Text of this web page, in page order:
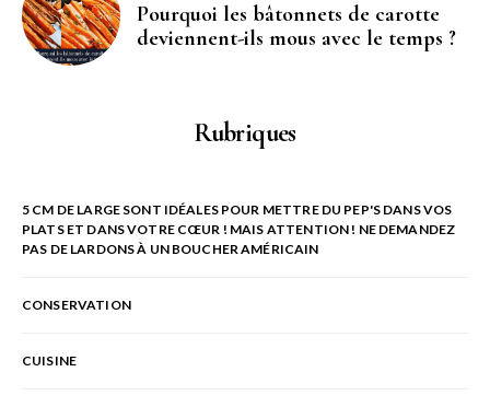
Pourquoi les bâtonnets de carotte
deviennent-ils mous avec le temps ?
Rubriques
5 CM DE LARGE SONT IDÉALES POUR METTRE DU PEP'S DANS VOS
PLATS ET DANS VOTRE CŒUR ! MAIS ATTENTION ! NE DEMANDEZ
PAS DE LARDONS À UN BOUCHER AMÉRICAIN
CONSERVATION
CUISINE